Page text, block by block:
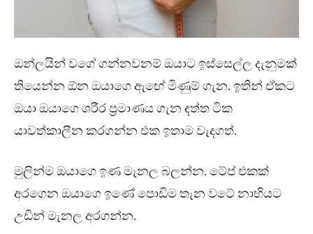
ඔන්ලයින් වගේ ගන්නවනම් ඔයාට ඉස්සෙල්ල දැනුමක්
තියෙන්න ඕන ඔයාගෙ ඇඟේ මිණුම් ගැන. ඉතින් ඒකට
ඔයා ඔයාගෙ ශරීර ප්‍රමාණය ගැන දත්ත ටික
යාවත්කාලීන කරගන්න එක ඉතාම වැදගත්.
මුලින්ම ඔයාගෙ ඉණ මැනල බලන්න. ටේප් එකක්
අරගෙන ඔයාගෙ ඉණේ පොඩිම තැන වටේ නාභියට
උඩින් මැනල අරගන්න.